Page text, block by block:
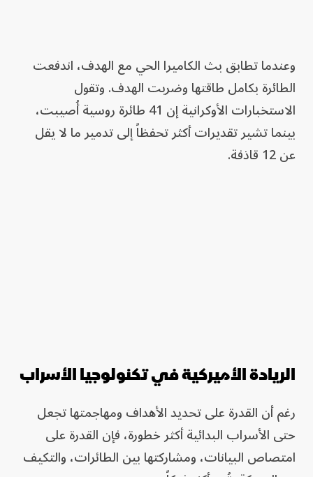
وعندما تطابق بث الكاميرا الحي مع الهدف، اندفعت
الطائرة بكامل طاقتها وضربت الهدف. وتقول
الاستخبارات الأوكرانية إن 41 طائرة روسية أُصيبت،
بينما تشير تقديرات أكثر تحفظاً إلى تدمير ما لا يقل
عن 12 قاذفة.
الريادة الأميركية في تكنولوجيا الأسراب
رغم أن القدرة على تحديد الأهداف ومهاجمتها تجعل
حتى الأسراب البدائية أكثر خطورة، فإن القدرة على
امتصاص البيانات، ومشاركتها بين الطائرات، والتكيف